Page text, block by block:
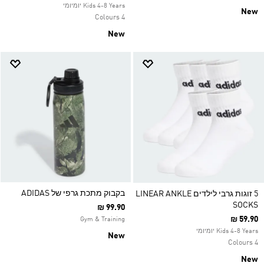
New
Kids 4-8 Years יומיומי
4 Colours
New
5 זוגות גרבי לילדים LINEAR ANKLE
SOCKS
₪ 59.90
Kids 4-8 Years יומיומי
4 Colours
New
בקבוק מתכת גרפי של ADIDAS
₪ 99.90
Gym & Training
New